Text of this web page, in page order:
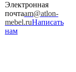
Электронная
почтаam@atlon-
mebel.ruНаписать
нам